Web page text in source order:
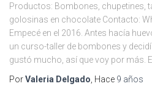
Productos: Bombones, chupetines,
golosinas en chocolate Contacto:
Empecé en el 2016. Antes hacía
un curso-taller de bombones y
gustó mucho, así que voy por más.
PorValeria Delgado , Hace 9 años